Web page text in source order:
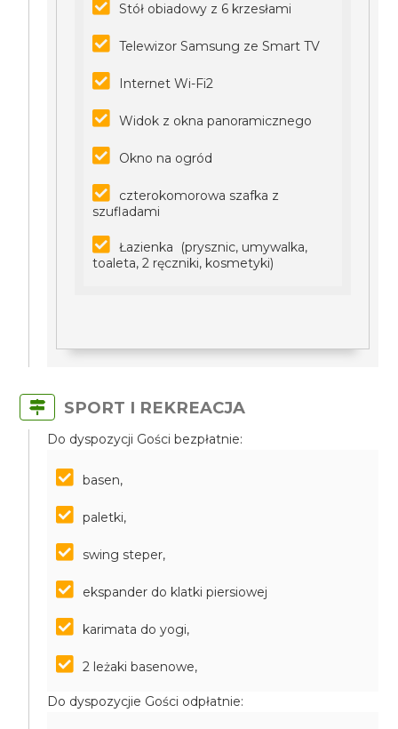
Stół obiadowy z 6 krzesłami
Telewizor Samsung ze Smart TV
Internet Wi-Fi2
Widok z okna panoramicznego
Okno na ogród
czterokomorowa szafka z
szufladami
Łazienka (prysznic, umywalka,
toaleta, 2 ręczniki, kosmetyki)
SPORT I REKREACJA
Do dyspozycji Gości bezpłatnie:
basen,
paletki,
swing steper,
ekspander do klatki piersiowej
karimata do yogi,
2 leżaki basenowe,
Do dyspozycjie Gości odpłatnie: